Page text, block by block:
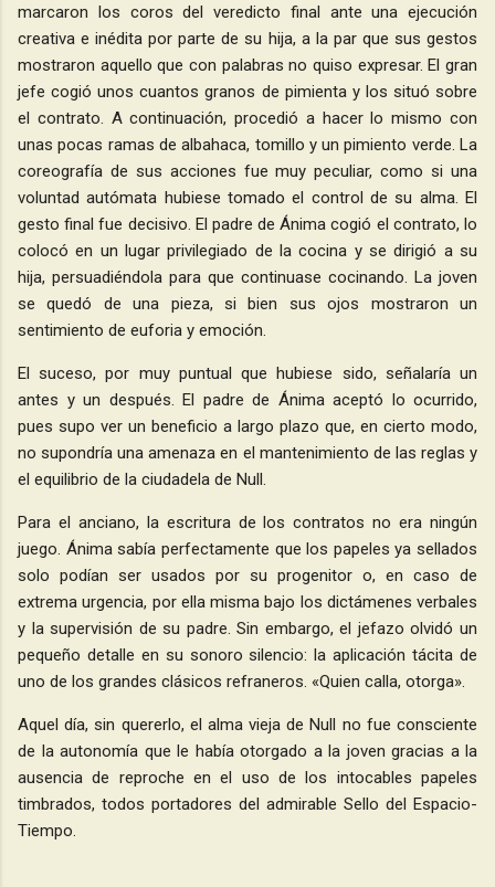
marcaron los coros del veredicto final ante una ejecución
creativa e inédita por parte de su hija, a la par que sus gestos
mostraron aquello que con palabras no quiso expresar. El gran
jefe cogió unos cuantos granos de pimienta y los situó sobre
el contrato. A continuación, procedió a hacer lo mismo con
unas pocas ramas de albahaca, tomillo y un pimiento verde. La
coreografía de sus acciones fue muy peculiar, como si una
voluntad autómata hubiese tomado el control de su alma. El
gesto final fue decisivo. El padre de Ánima cogió el contrato, lo
colocó en un lugar privilegiado de la cocina y se dirigió a su
hija, persuadiéndola para que continuase cocinando. La joven
se quedó de una pieza, si bien sus ojos mostraron un
sentimiento de euforia y emoción.
El suceso, por muy puntual que hubiese sido, señalaría un
antes y un después. El padre de Ánima aceptó lo ocurrido,
pues supo ver un beneficio a largo plazo que, en cierto modo,
no supondría una amenaza en el mantenimiento de las reglas y
el equilibrio de la ciudadela de Null.
Para el anciano, la escritura de los contratos no era ningún
juego. Ánima sabía perfectamente que los papeles ya sellados
solo podían ser usados por su progenitor o, en caso de
extrema urgencia, por ella misma bajo los dictámenes verbales
y la supervisión de su padre. Sin embargo, el jefazo olvidó un
pequeño detalle en su sonoro silencio: la aplicación tácita de
uno de los grandes clásicos refraneros. «Quien calla, otorga».
Aquel día, sin quererlo, el alma vieja de Null no fue consciente
de la autonomía que le había otorgado a la joven gracias a la
ausencia de reproche en el uso de los intocables papeles
timbrados, todos portadores del admirable Sello del Espacio-
Tiempo.